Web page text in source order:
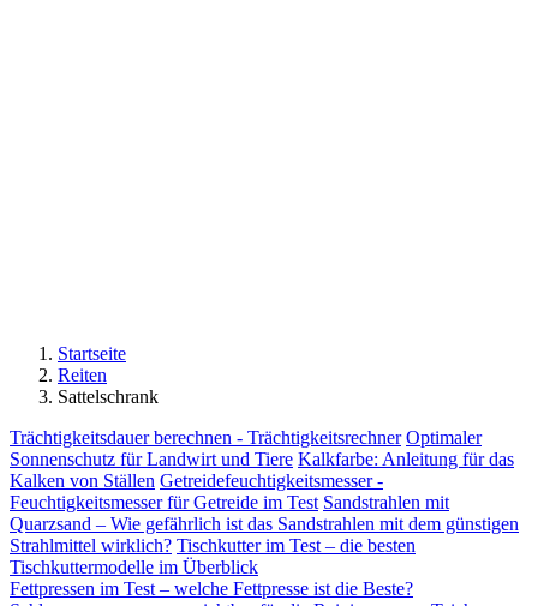
Startseite
Reiten
Sattelschrank
Trächtigkeitsdauer berechnen - Trächtigkeitsrechner Optimaler
Sonnenschutz für Landwirt und Tiere Kalkfarbe: Anleitung für das
Kalken von Ställen Getreidefeuchtigkeitsmesser -
Feuchtigkeitsmesser für Getreide im Test Sandstrahlen mit
Quarzsand – Wie gefährlich ist das Sandstrahlen mit dem günstigen
Strahlmittel wirklich? Tischkutter im Test – die besten
Tischkuttermodelle im Überblick
Fettpressen im Test – welche Fettpresse ist die Beste?